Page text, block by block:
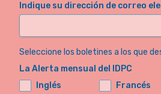
Indique su dirección de correo
Seleccione los boletines a los que
La Alerta mensual del IDPC
Inglés
Francés